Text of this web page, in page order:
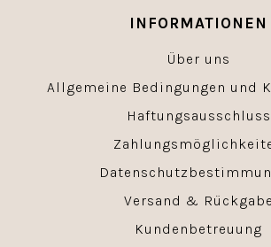
INFORMATIONEN
Über uns
Allgemeine Bedingungen und
Haftungsausschluss
Versand & Rückgabe
Kundenbetreuung